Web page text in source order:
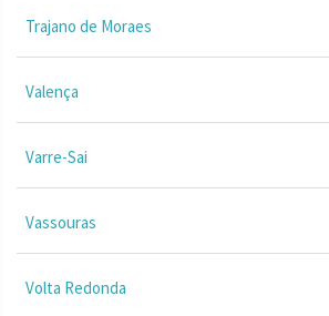
Trajano de Moraes
Valença
Varre-Sai
Vassouras
Volta Redonda